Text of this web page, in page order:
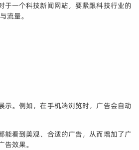
一个科技新闻网站，要紧跟科技行业的
流量。
。例如，在手机端浏览时，广告会自动
看到美观、合适的广告，从而增加了广
效果。